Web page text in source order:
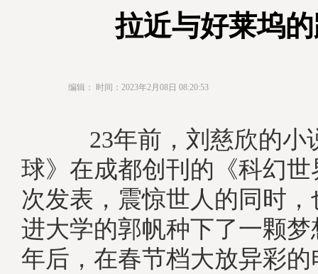
拉近与好莱坞
编辑： 时间：2023年2月08日 08:20:53
23年前，刘慈欣的小
球》在成都创刊的《科幻
次发表，震惊世人的同时
进大学的郭帆种下了一颗梦
年后，在春节档大放异彩